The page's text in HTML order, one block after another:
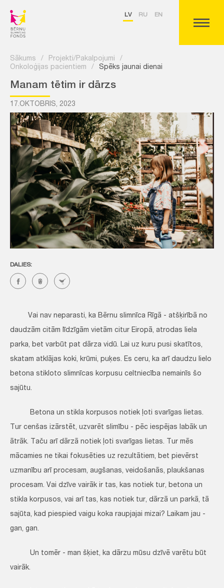
LV RU EN
Sākums / Projekti/Pakalpojumi
/
Onkoloģijas pacientiem
/ Spēks jaunai dienai
Manam tētim ir dārzs
17.OKTOBRIS, 2023
DALIES:
Vai nav neparasti, ka Bērnu slimnīca Rīgā - atšķirībā no
daudzām citām līdzīgām vietām citur Eiropā, atrodas liela
parka, bet varbūt pat dārza vidū. Lai uz kuru pusi skatītos,
skatam atklājas koki, krūmi, puķes. Es ceru, ka arī daudzu lielo
betona stikloto slimnīcas korpusu celtniecība nemainīs šo
sajūtu.
Betona un stikla korpusos notiek ļoti svarīgas lietas.
Tur cenšas izārstēt, uzvarēt slimību - pēc iespējas labāk un
ātrāk. Taču arī dārzā notiek ļoti svarīgas lietas. Tur mēs
mācamies ne tikai fokusēties uz rezultātiem, bet pievērst
uzmanību arī procesam, augšanas, veidošanās, plaukšanas
procesam. Vai dzīve vairāk ir tas, kas notiek tur, betona un
stikla korpusos, vai arī tas, kas notiek tur, dārzā un parkā, tā
sajūta, kad piespied vaigu koka raupjajai mizai? Laikam jau -
gan, gan.
Un tomēr - man šķiet, ka dārzu mūsu dzīvē varētu būt
vairāk.